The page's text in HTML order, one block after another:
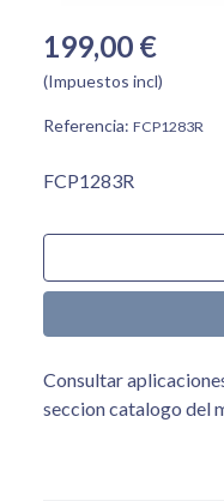
199,00 €
(Impuestos incl)
Referencia: FCP1283R
FCP1283R
Consultar
seccion catalogo del